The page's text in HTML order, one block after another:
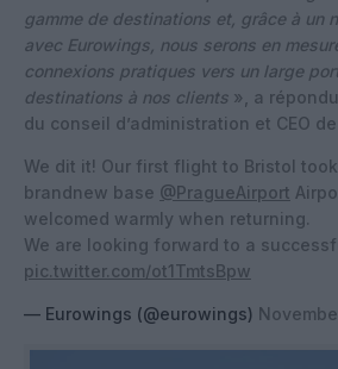
gamme de destinations et, grâce à un
avec Eurowings, nous serons en
connexions pratiques vers un large
destinations à nos clients », a
du conseil d’administration et CEO
We dit it! Our first flight to Bristol
brandnew base @PragueAirport
welcomed warmly when returning.
We are looking forward to a
pic.twitter.com/ot1TmtsBpw
— Eurowings (@eurowings)